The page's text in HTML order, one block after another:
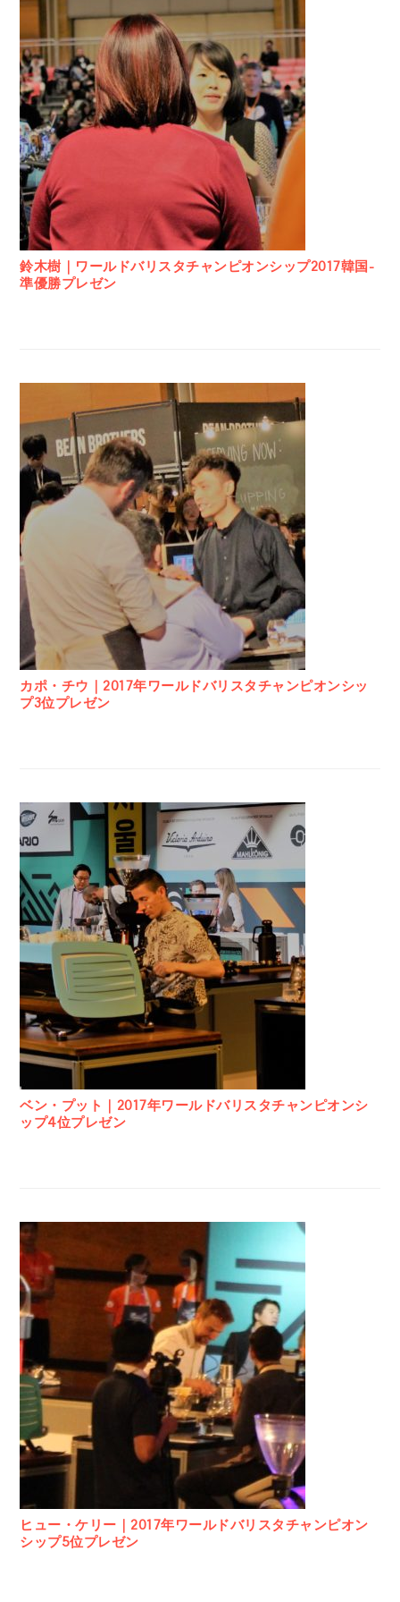
鈴木樹｜ワールドバリスタチャンピオンシップ2017韓国-
準優勝プレゼン
カポ・チウ｜2017年ワールドバリスタチャンピオンシッ
プ3位プレゼン
ベン・プット｜2017年ワールドバリスタチャンピオンシ
ップ4位プレゼン
ヒュー・ケリー｜2017年ワールドバリスタチャンピオン
シップ5位プレゼン